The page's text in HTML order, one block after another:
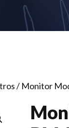
/ ​​Monitor